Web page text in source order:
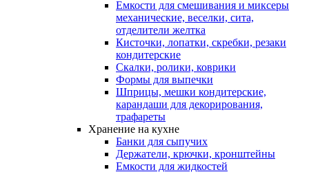
Емкости для смешивания и миксеры
механические, веселки, сита,
отделители желтка
Кисточки, лопатки, скребки, резаки
кондитерские
Скалки, ролики, коврики
Формы для выпечки
Шприцы, мешки кондитерские,
карандаши для декорирования,
трафареты
Хранение на кухне
Банки для сыпучих
Держатели, крючки, кронштейны
Емкости для жидкостей